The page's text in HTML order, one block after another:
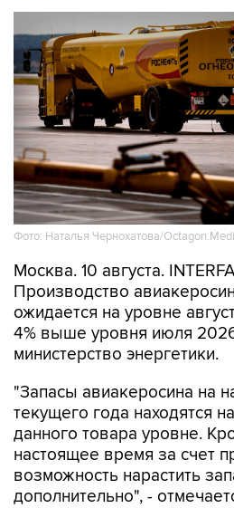
Фото: Наталья Чернохатова/
Москва. 10 августа.
Производство
ожидается на уровне
4% выше уровня июля
министерство энергетики.
"Запасы авиакеросина на
текущего года находятся
данного товара уровне.
настоящее время за счет
возможность нарастить
дополнительно", -